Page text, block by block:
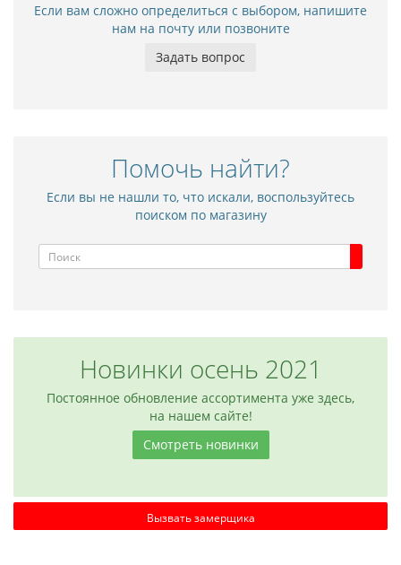
Если вам сложно определиться с выбором, напишите
нам на почту или позвоните
Задать вопрос
Помочь найти?
Если вы не нашли то, что искали, воспользуйтесь
поиском по магазину
Новинки осень 2021
Постоянное обновление ассортимента уже здесь,
на нашем сайте!
Смотреть новинки
Вызвать замерщика